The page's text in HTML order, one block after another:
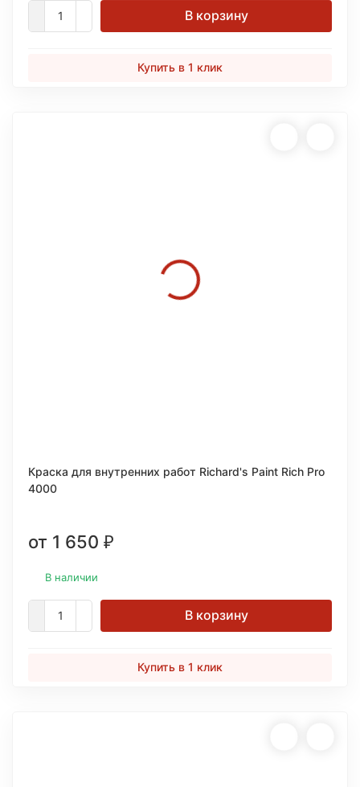
В корзину
Купить в 1 клик
Краска для внутренних работ Richard's Paint Rich Pro
4000
от 1 650 ₽
В наличии
В корзину
Купить в 1 клик